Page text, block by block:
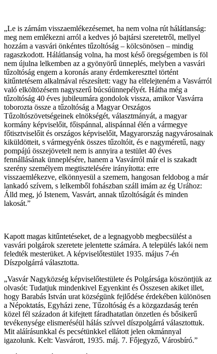
„Le is zárnám visszaemlékezésemet, ha nem volna rút hálátlanság:
meg nem emlékezni arról a kedves jó bajtársi szeretetről, mellyel
hozzám a vasvári önkéntes tűzoltóság – kölcsönösen – mindig
ragaszkodott. Hálátlanság volna, ha most késő öregségemben is föl
nem újulna lelkemben az a gyönyörű ünneplés, melyben a vasvári
tűzoltóság engem a koronás arany érdemkereszttel történt
kitűntetésem alkalmával részesített: vagy ha elfelejteném a Vasvárról
való elköltözésem nagyszerű búcsúünnepélyét. Hátha még a
tűzoltóság 40 éves jubileumára gondolok vissza, amikor Vasvárra
toborozta össze a tűzoltóság a Magyar Országos
Tűzoltószövetségeinek elnökségét, választmányát, a magyar
kormány képviselőit, főispánnal, alispánnal élén a vármegye
főtisztviselőit és országos képviselőit, Magyarország nagyvárosainak
kiküldötteit, s vármegyénk összes tűzoltóit, és e nagyméretű, nagy
pompájú összejövetelt nem is annyira a testület 40 éves
fennállásának ünneplésére, hanem a Vasvárról már el is szakadt
szerény személyem megtisztelésére irányította: erre
visszaemlékezve, elkönnyesül a szemem, hangosan feldobog a már
lankadó szívem, s lelkemből fohászban száll imám az ég Urához:
Álld meg, jó Istenem, Vasvárt, annak tűzoltóságát és minden
lakosát.”
Kapott magas kitűntetéseket, de a legnagyobb megbecsülést a
vasvári polgárok szeretete jelentette számára. A település lakói nem
feledték mesterüket. A képviselőtestület 1935. május 7-én
Díszpolgárrá választotta.
„Vasvár Nagyközség képviselőtestülete és Polgársága köszöntjük az
olvasót: Tudatjuk mindenkivel Egyenkint és Összesen akiket illet,
hogy Barabás István urat községünk fejlődése érdekében különösen
a Népoktatás, Egyházi zene, Tűzoltóság és a közgazdaság terén
közel fél századon át kifejtett fáradhatatlan önzetlen és bősikerű
tevékenysége elismeréséül hálás szívvel díszpolgárrá választottuk.
Mit aláírásunkkal és pecsétünkkel ellátott jelen okmánnyal
igazolunk. Kelt: Vasvárott, 1935. máj. 7. Főjegyző, Városbíró.”